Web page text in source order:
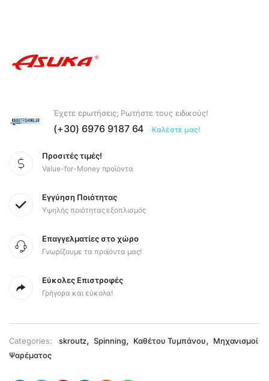
Έχετε ερωτήσεις; Ρωτήστε τους ειδικούς!
(+30) 6976 9187 64 Καλέστε μας!
Προσιτές τιμές!
Value-for-Money προϊόντα
Εγγύηση Ποιότητας
Υψηλής ποιότητας εξοπλισμός
Επαγγελματίες στο χώρο
Γνωρίζουμε τα προϊόντα μας!
Εύκολες Επιστροφές
Γρήγορα και εύκολα!
Categories: skroutz, Spinning, Καθέτου Τυμπάνου,
Μηχανισμοί
Ψαρέματος